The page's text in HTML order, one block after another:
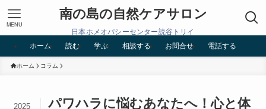
南の島の自然ケアサロン
日本ホメオパシーセンター読谷トリイ
MENU
ホーム 読む 学ぶ 相談する お問合せ 電話する
ホーム コラム
パワハラに悩むあなたへ！心と体
2025